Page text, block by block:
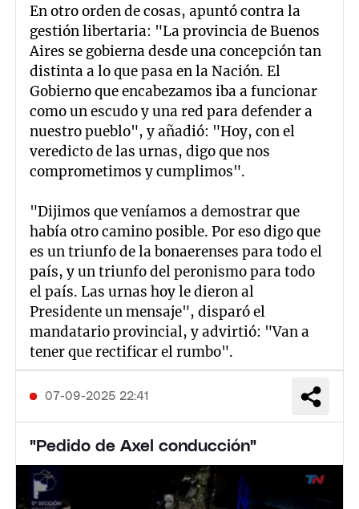
En otro orden de cosas, apuntó contra la
gestión libertaria: "La provincia de Buenos
Aires se gobierna desde una concepción tan
distinta a lo que pasa en la Nación. El
Gobierno que encabezamos iba a funcionar
como un escudo y una red para defender a
nuestro pueblo", y añadió: "Hoy, con el
veredicto de las urnas, digo que nos
comprometimos y cumplimos".
"Dijimos que veníamos a demostrar que
había otro camino posible. Por eso digo que
es un triunfo de la bonaerenses para todo el
país, y un triunfo del peronismo para todo
el país. Las urnas hoy le dieron al
Presidente un mensaje", disparó el
mandatario provincial, y advirtió: "Van a
tener que rectificar el rumbo".
07-09-2025 22:41
"Pedido de Axel conducción"